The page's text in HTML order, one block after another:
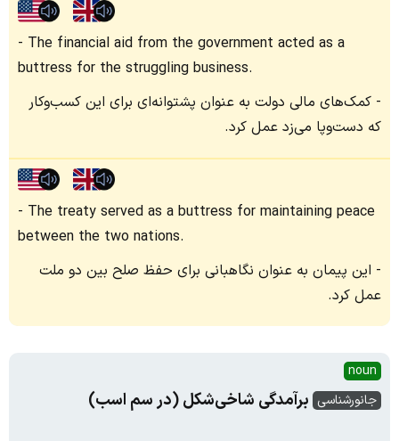
The financial aid from the government acted as a
buttress for the struggling business.
کمک‌های مالی دولت به عنوان پشتوانه‌ای برای این کسب‌وکار
که دست‌وپا می‌زد عمل کرد.
The treaty served as a buttress for maintaining peace
between the two nations.
این پیمان به عنوان نگاهبانی برای حفظ صلح بین دو ملت
عمل کرد.
noun
جانورشناسی برآمدگی شاخی‌شکل (در سم اسب)